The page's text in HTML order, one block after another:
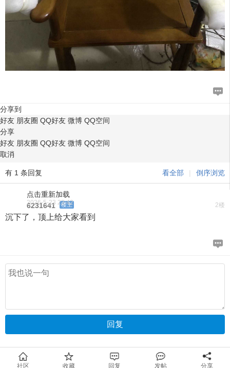
分享到
好友 朋友圈 QQ好友 微博 QQ空间
分享
好友 朋友圈 QQ好友 微博 QQ空间
取消
看全部 | 倒序浏览
有 1 条回复
点击重新加载
2楼
6231641 楼主
2026-5-23 23:42
沉下了，顶上给大家看到
社区 收藏 回复 发帖 分享